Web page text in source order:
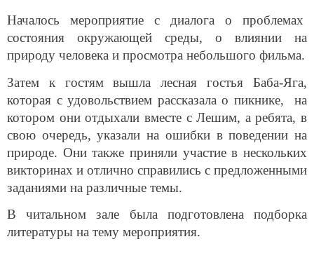
Началось мероприятие с диалога о проблемах
состояния окружающей среды, о влиянии на
природу человека и просмотра небольшого фильма.
Затем к гостям вышла лесная гостья Баба-Яга,
которая с удовольствием рассказала о пикнике, на
котором они отдыхали вместе с Лешим, а ребята, в
свою очередь, указали на ошибки в поведении на
природе. Они также приняли участие в нескольких
викторинах и отлично справились с предложенными
заданиями на различные темы.
В читальном зале была подготовлена подборка
литературы на тему мероприятия.